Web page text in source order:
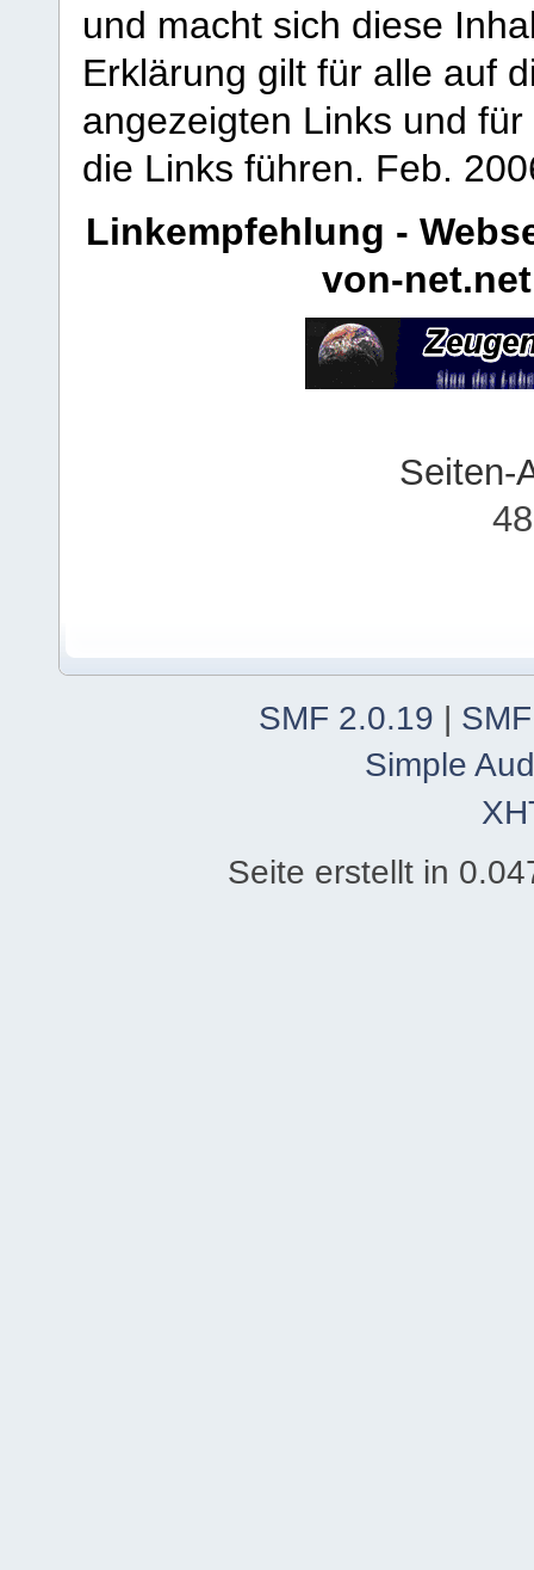
und macht sich diese
Erklärung gilt für alle auf
angezeigten Links und
die Links führen. Feb.
Linkempfehlung -
von-net.net
Seiten-
SMF 2.0.19 |
Simple
Seite erstellt in